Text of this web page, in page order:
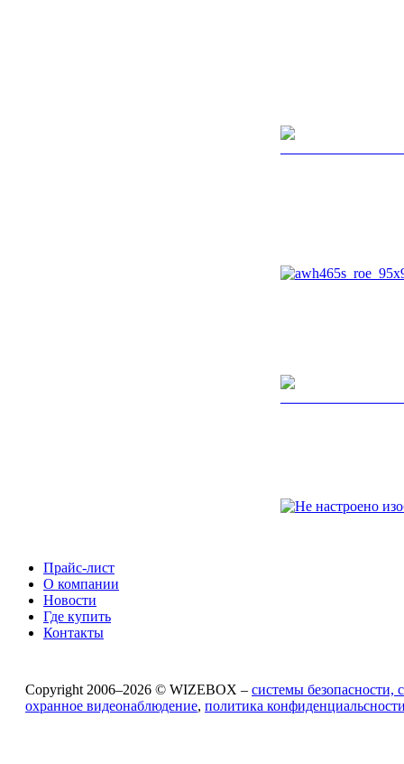
Прайс-лист
О компании
Новости
Где купить
Контакты
Copyright 2006–2026 © WIZEBOX – системы безопасности,
охранное видеонаблюдение, политика